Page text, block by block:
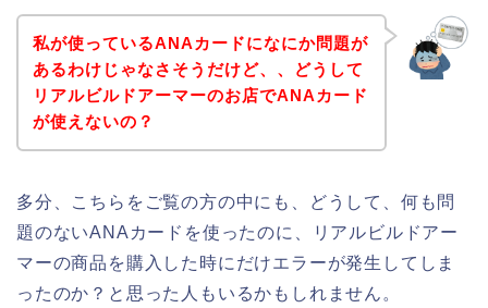
私が使っているANAカードになにか問題が
あるわけじゃなさそうだけど、、どうして
リアルビルドアーマーのお店でANAカード
が使えないの？
多分、こちらをご覧の方の中にも、どうして、何も問
題のないANAカードを使ったのに、リアルビルドアー
マーの商品を購入した時にだけエラーが発生してしま
ったのか？と思った人もいるかもしれません。